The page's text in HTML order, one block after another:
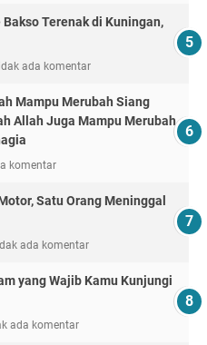
Terenak di Kuningan,
ada komentar
Mampu Merubah Siang
Allah Juga Mampu Merubah
komentar
Satu Orang Meninggal
ada komentar
yang Wajib Kamu Kunjungi
ada komentar